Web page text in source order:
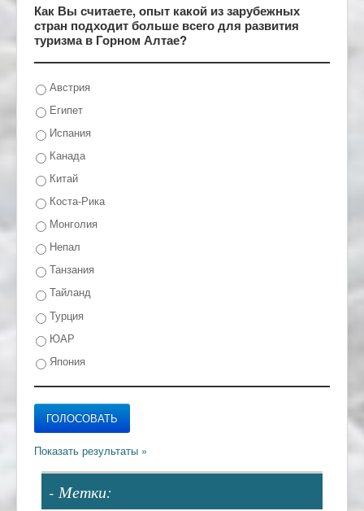
Как Вы считаете, опыт какой из зарубежных
стран подходит больше всего для развития
туризма в Горном Алтае?
Австрия
Египет
Испания
Канада
Китай
Коста-Рика
Монголия
Непал
Танзания
Тайланд
Турция
ЮАР
Япония
- Метки: